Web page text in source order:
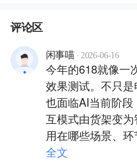
评论区
闲事喵 · 2026-06-16
今年的618就像一
效果测试。不只
也面临AI当前阶
互模式由货架变
用在哪些场景、
层，会能适配当前
全文